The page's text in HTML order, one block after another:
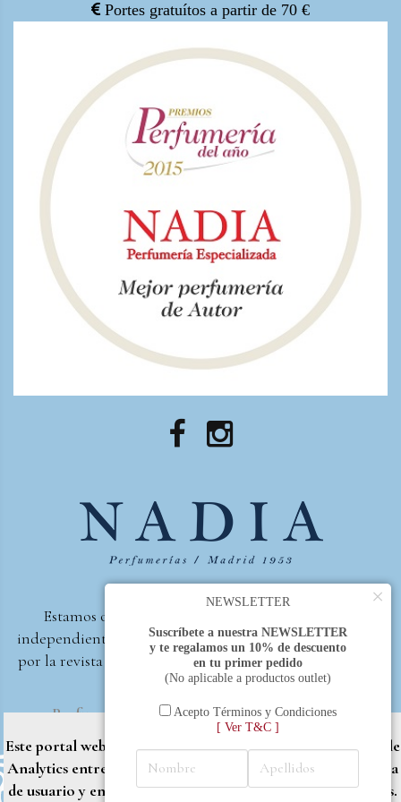
Portes gratuítos a partir de 70 €
Estamos orgullosos de ser la primera perfumería
independiente de España, en recibir el premio otorgado
por la revista Beautyproof en 2015 a la mejor perfumería
de autor.
Perfumería Nadia2017 |Política de Privacidad
Este portal web utiliza cookies propias y de terceros (Google
Analytics entre otros) para brindarle una mejor experiencia
de usuario y entregar contenido adaptado a sus necesidades.
×
NEWSLETTER
Suscríbete a nuestra NEWSLETTER
y te regalamos un 10% de descuento
en tu primer pedido
(No aplicable a productos outlet)
Acepto Términos y Condiciones
[ Ver T&C ]